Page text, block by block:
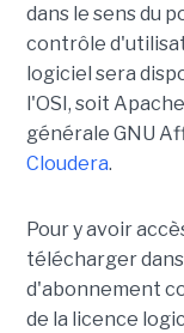
dans le sens du
contrôle
logiciel sera
l'OSI, soit
générale GNU
Cloudera.
Pour y avoir
télécharger
d'abonnement
de la licence